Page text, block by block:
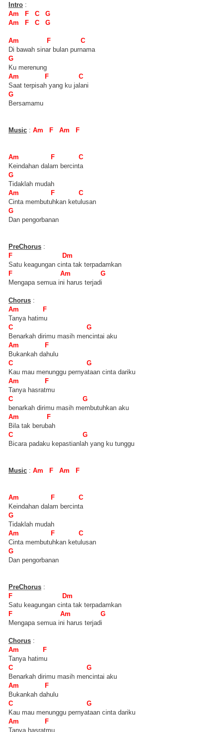
Intro :
Am F C G
Am F C G
Am F C
Di bawah sinar bulan purnama
G
Ku merenung
Am F C
Saat terpisah yang ku jalani
G
Bersamamu
Music : Am F Am F
Am F C
Keindahan dalam bercinta
G
Tidaklah mudah
Am F C
Cinta membutuhkan ketulusan
G
Dan pengorbanan
PreChorus :
F Dm
Satu keagungan cinta tak terpadamkan
F Am G
Mengapa semua ini harus terjadi
Chorus :
Am F
Tanya hatimu
C G
Benarkah dirimu masih mencintai aku
Am F
Bukankah dahulu
C G
Kau mau menunggu pernyataan cinta dariku
Am F
Tanya hasratmu
C G
benarkah dirimu masih membutuhkan aku
Am F
Bila tak berubah
C G
Bicara padaku kepastianlah yang ku tunggu
Music : Am F Am F
Am F C
Keindahan dalam bercinta
G
Tidaklah mudah
Am F C
Cinta membutuhkan ketulusan
G
Dan pengorbanan
PreChorus :
F Dm
Satu keagungan cinta tak terpadamkan
F Am G
Mengapa semua ini harus terjadi
Chorus :
Am F
Tanya hatimu
C G
Benarkah dirimu masih mencintai aku
Am F
Bukankah dahulu
C G
Kau mau menunggu pernyataan cinta dariku
Am F
Tanya hasratmu